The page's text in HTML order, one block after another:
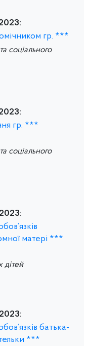
гр. ***
соціального
гр. ***
соціального
матері ***
дітей
батька-
***